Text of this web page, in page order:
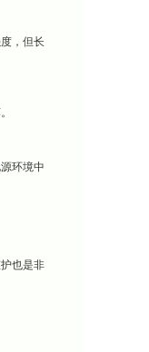
，但长
环境中
也是非